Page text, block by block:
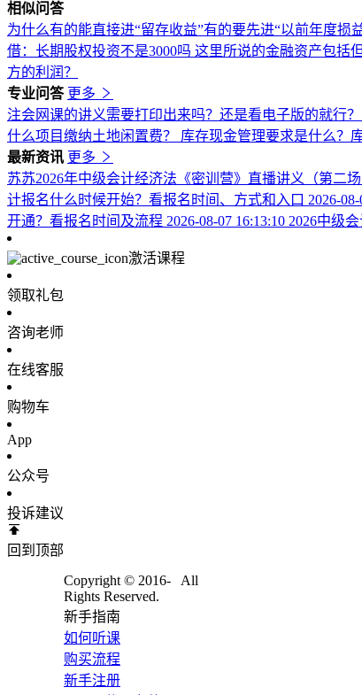
相似问答
为什么有的能直接进“留存收益”有的要先进“以前年度损
借：长期股权投资不是3000吗 这里所说的金融资产包括
方的利润？
专业问答 更多
注会网课的讲义需要打印出来吗？还是看电子版的就行？
什么项目缴纳土地闲置费？ 库存现金管理要求是什么？
最新资讯 更多
苏苏2026年中级会计经济法《密训营》直播讲义（第二
计报名什么时候开始？看报名时间、方式和入口 2026-
开通？看报名时间及流程 2026-08-07 16:13:10 2026中级
激活课程
领取礼包
咨询老师
在线客服
购物车
App
公众号
投诉建议
回到顶部
Copyright © 2016-
All
Rights Reserved.
新手指南
如何听课
购买流程
新手注册